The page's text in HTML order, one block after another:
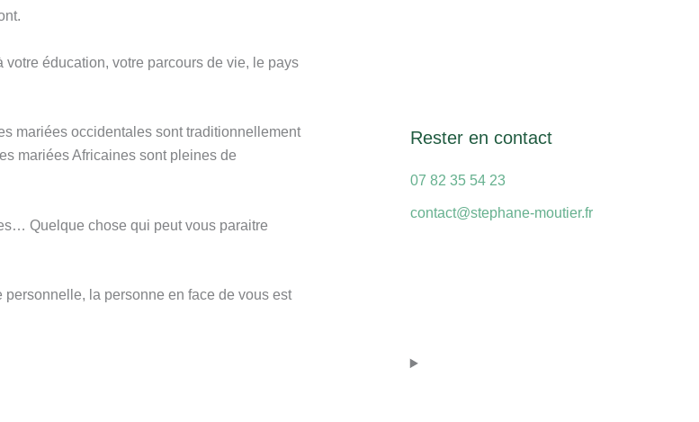
votre éducation, votre parcours de vie, le pays
mariées occidentales sont traditionnellement
mariées Africaines sont pleines de
Quelque chose qui peut vous paraitre
personnelle, la personne en face de vous est
Rester en contact
07 82 35 54 23
contact@stephane-moutier.fr